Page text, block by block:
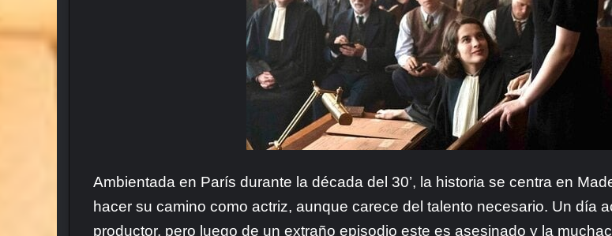
Ambientada en París durante la década del 30’, la historia se centra en
hacer su camino como actriz, aunque carece del talento necesario. Un día
productor, pero luego de un extraño episodio este es asesinado y la